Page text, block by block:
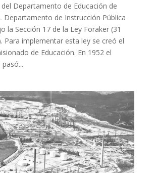
Departamento de Educación de
Departamento de Instrucción Pública
la Sección 17 de la Ley Foraker (31
Para implementar esta ley se creó el
de Educación. En 1952 el